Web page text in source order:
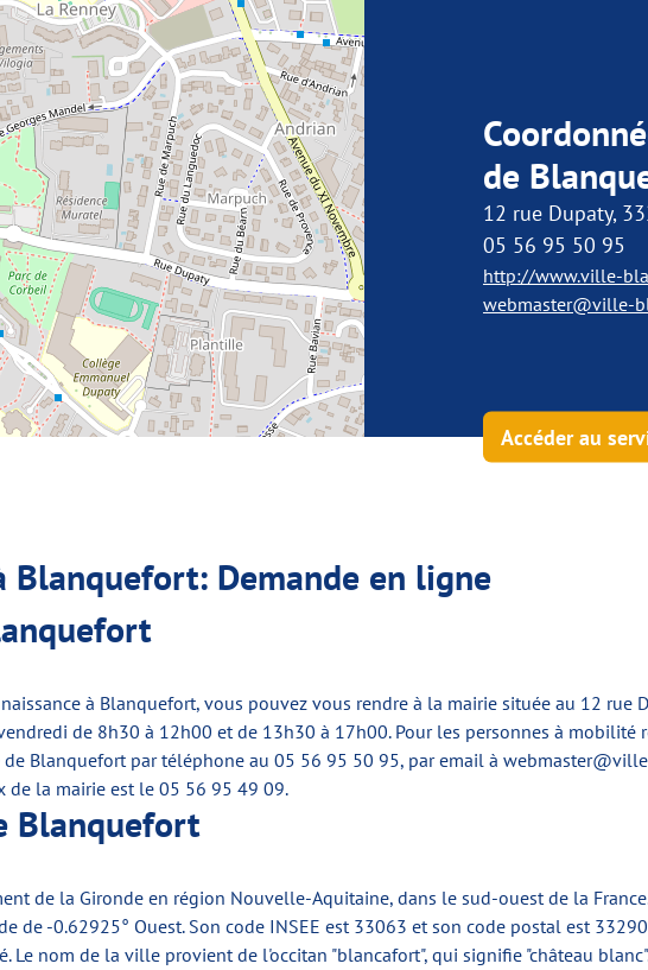
de
12 rue Dupaty,
05 56 95 50 95
http://www.ville-
webmaster@ville-
Accéder au
Blanquefort: Demande en ligne
à Blanquefort, vous pouvez vous rendre à la mairie située au 12 rue
de 8h30 à 12h00 et de 13h30 à 17h00. Pour les personnes à mobilité
Blanquefort par téléphone au 05 56 95 50 95, par email à
de la mairie est le 05 56 95 49 09.
Blanquefort
de la Gironde en région Nouvelle-Aquitaine, dans le sud-ouest de la
de -0.62925° Ouest. Son code INSEE est 33063 et son code postal est
nom de la ville provient de l'occitan "blancafort", qui signifie "château